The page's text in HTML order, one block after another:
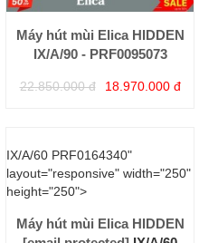
Máy hút mùi Elica HIDDEN
IX/A/90 - PRF0095073
22.850.000 đ 18.970.000 đ
IX/A/60 PRF0164340"
layout="responsive" width="250"
height="250">
Máy hút mùi Elica HIDDEN